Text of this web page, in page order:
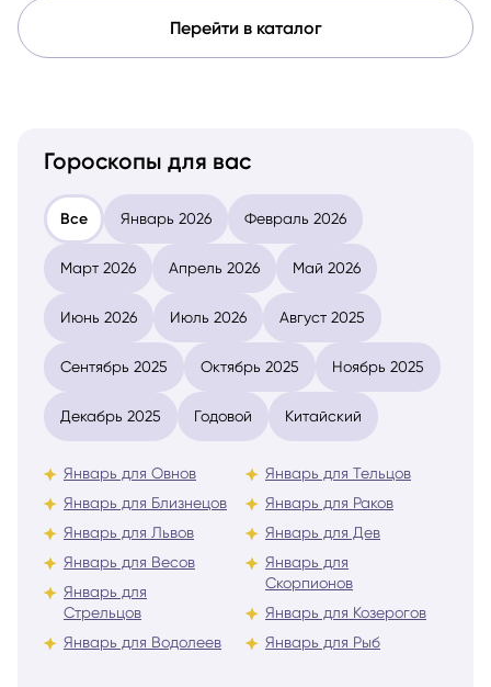
Перейти в каталог
Гороскопы для вас
Все Январь 2026 Февраль 2026
Март 2026 Апрель 2026 Май 2026
Июнь 2026 Июль 2026 Август 2025
Сентябрь 2025 Октябрь 2025 Ноябрь 2025
Декабрь 2025 Годовой Китайский
Январь для Овнов
Январь для Близнецов
Январь для Львов
Январь для Весов
Январь для
Стрельцов
Январь для Водолеев
Январь для Тельцов
Январь для Раков
Январь для Дев
Январь для
Скорпионов
Январь для Козерогов
Январь для Рыб